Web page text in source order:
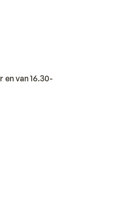
van 16.30-